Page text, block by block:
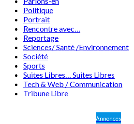
Politique
Portrait
Rencontre avec…
Reportage
Sciences/ Santé /Environnement
Société
Sports
Suites Libres… Suites Libres
Tech & Web / Communication
Tribune Libre
Annonces